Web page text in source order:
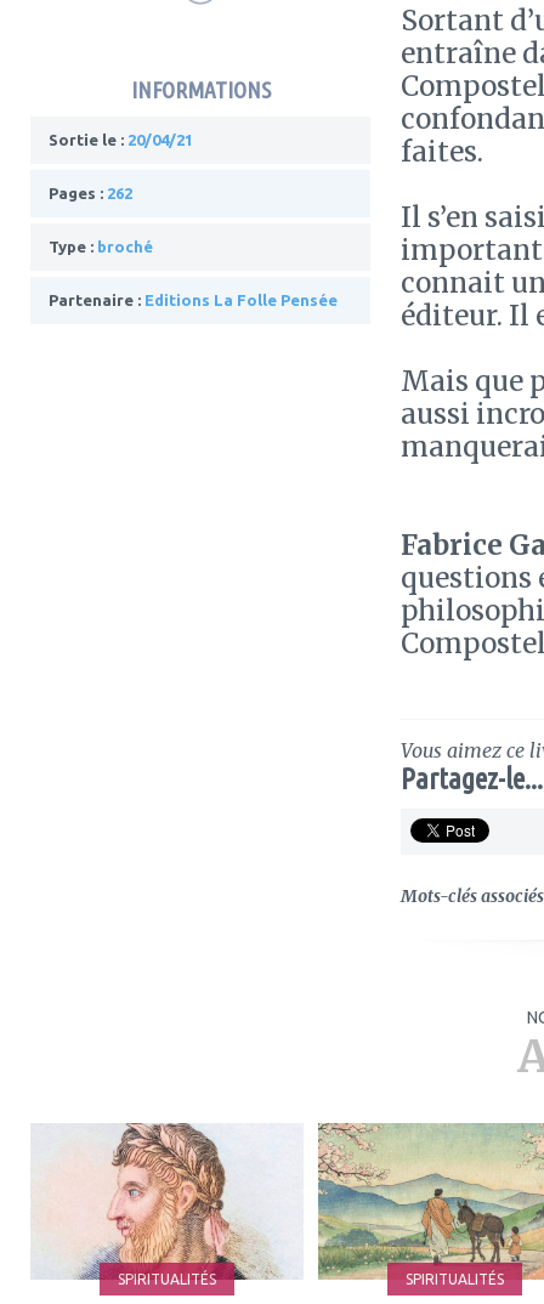
INFORMATIONS
Sortie le : 20/04/21
Pages : 262
Type : broché
Partenaire : Editions La Folle Pensée
Sortant
entraîne
faites.
Il s’en
connait
éditeur. Il
Mais que
aussi
Fabrice
questions
Vous aimez ce
Partagez-le...
Mots-clés
SPIRITUALITÉS
à
mes
favoris
SPIRITUALITÉS